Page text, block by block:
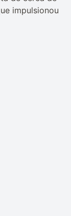
impulsionou